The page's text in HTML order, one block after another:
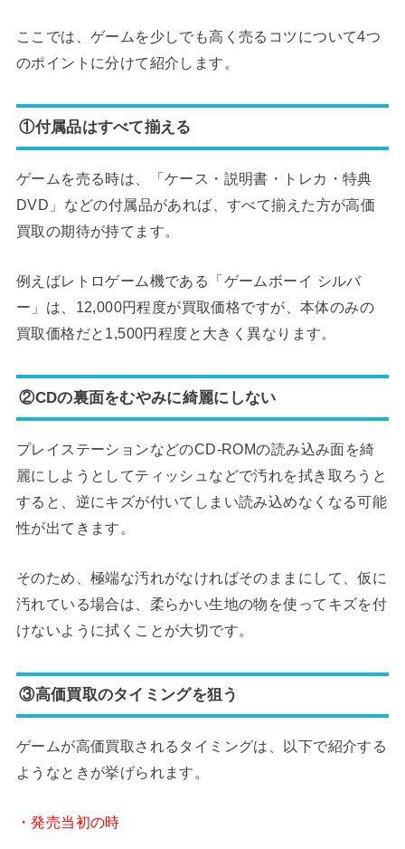
ここでは、ゲームを少しでも高く売るコツについて4つ
のポイントに分けて紹介します。
①付属品はすべて揃える
ゲームを売る時は、「ケース・説明書・トレカ・特典
DVD」などの付属品があれば、すべて揃えた方が高価
買取の期待が持てます。
例えばレトロゲーム機である「ゲームボーイ シルバ
ー」は、12,000円程度が買取価格ですが、本体のみの
買取価格だと1,500円程度と大きく異なります。
②CDの裏面をむやみに綺麗にしない
プレイステーションなどのCD-ROMの読み込み面を綺
麗にしようとしてティッシュなどで汚れを拭き取ろうと
すると、逆にキズが付いてしまい読み込めなくなる可能
性が出てきます。
そのため、極端な汚れがなければそのままにして、仮に
汚れている場合は、柔らかい生地の物を使ってキズを付
けないように拭くことが大切です。
③高価買取のタイミングを狙う
ゲームが高価買取されるタイミングは、以下で紹介する
ようなときが挙げられます。
・発売当初の時